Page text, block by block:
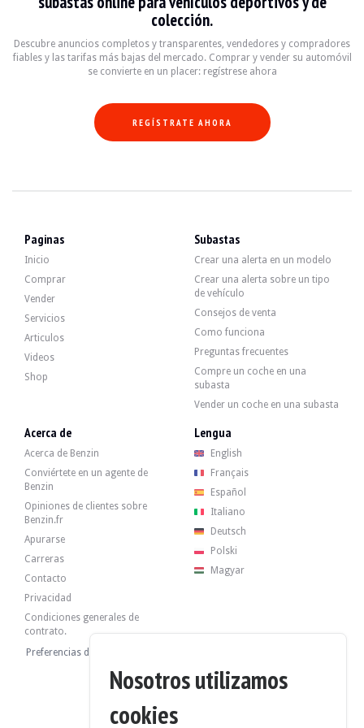
- Control Dinámico de Estabilidad (DSC).
- Preparación para la capota rígida.
- Deflector de viento.
- Capota negra electromecánica totalmente automática.
- Control de crucero.
- Sistema de anclaje ISOFIX.
- Sensores de aparcamiento.
El motor de 6 cilindros y 3,0 litros producía originalmente 231 CV. El
Recientemente ha recibido las siguientes entrevistas:
- Cambiar el aceite del motor.
- Sustitución del filtro.
- Sustitución de discos y pastillas de freno traseros.
- Sustitución del vaso de expansión.
- Sustitución de las mangueras de refrigerante.
- Sustitución del caudalímetro.
Un informe de BMW detalla las revisiones realizadas en el concesionario:
- 06/05/2009 : 81,984 km
- 26/09/2014 : 127 967 km
- 30/06/2025 : 197 674 km
- 05/08/2025 : 199 018 km
El vehículo tiene sus 4 llantas originales en buen estado, con neumáticos en
El vendedor es un profesional ubicado en Valencia, España, y acepta visitas
El vendedor ha decidido fijar un precio de reserva.
colección.
Descubre anuncios completos y transparentes, vendedores y compradores
fiables y las tarifas más bajas del mercado. Comprar y vender su automóvil
se convierte en un placer: regístrese ahora
REGÍSTRATE AHORA
Paginas
Inicio
Comprar
Vender
Servicios
Articulos
Videos
Shop
Subastas
Crear una alerta en un modelo
Crear una alerta sobre un tipo
de vehículo
Consejos de venta
Como funciona
Preguntas frecuentes
Compre un coche en una
subasta
Vender un coche en una subasta
Acerca de
Acerca de Benzin
Conviértete en un agente de
Benzin
Opiniones de clientes sobre
Benzin.fr
Apurarse
Carreras
Contacto
Privacidad
Condiciones generales de
contrato.
Preferencias de cookies
Lengua
English
Français
Español
Italiano
Deutsch
Polski
Magyar
Nosotros utilizamos
cookies